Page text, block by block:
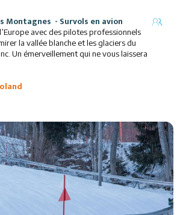
Montagnes - Survols en avion
avec des pilotes professionnels
la vallée blanche et les glaciers du
Un émerveillement qui ne vous laissera